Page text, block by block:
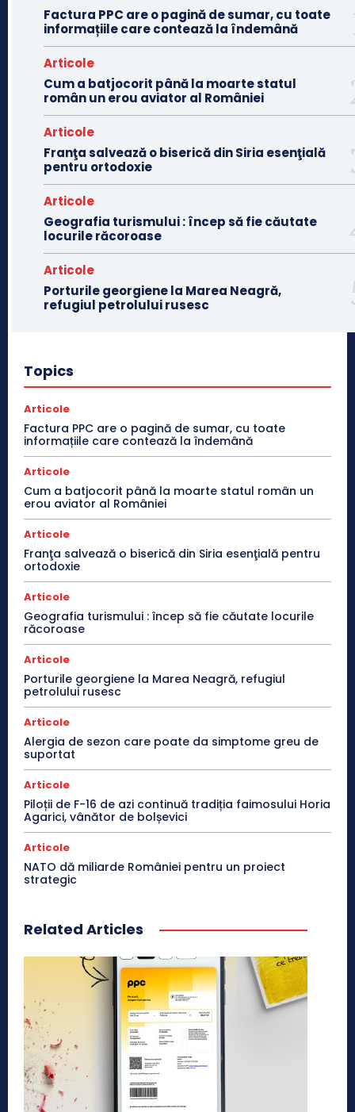
Factura PPC are o pagină de sumar, cu toate
informațiile care contează la îndemână
Articole
Cum a batjocorit până la moarte statul
român un erou aviator al României
Articole
Franţa salvează o biserică din Siria esenţială
pentru ortodoxie
Articole
Geografia turismului : încep să fie căutate
locurile răcoroase
Articole
Porturile georgiene la Marea Neagră,
refugiul petrolului rusesc
Topics
Articole
Factura PPC are o pagină de sumar, cu toate
informațiile care contează la îndemână
Articole
Cum a batjocorit până la moarte statul român un
erou aviator al României
Articole
Franţa salvează o biserică din Siria esenţială pentru
ortodoxie
Articole
Geografia turismului : încep să fie căutate locurile
răcoroase
Articole
Porturile georgiene la Marea Neagră, refugiul
petrolului rusesc
Articole
Alergia de sezon care poate da simptome greu de
suportat
Articole
Piloții de F-16 de azi continuă tradiția faimosului Horia
Agarici, vânător de bolșevici
Articole
NATO dă miliarde României pentru un proiect
strategic
Related Articles